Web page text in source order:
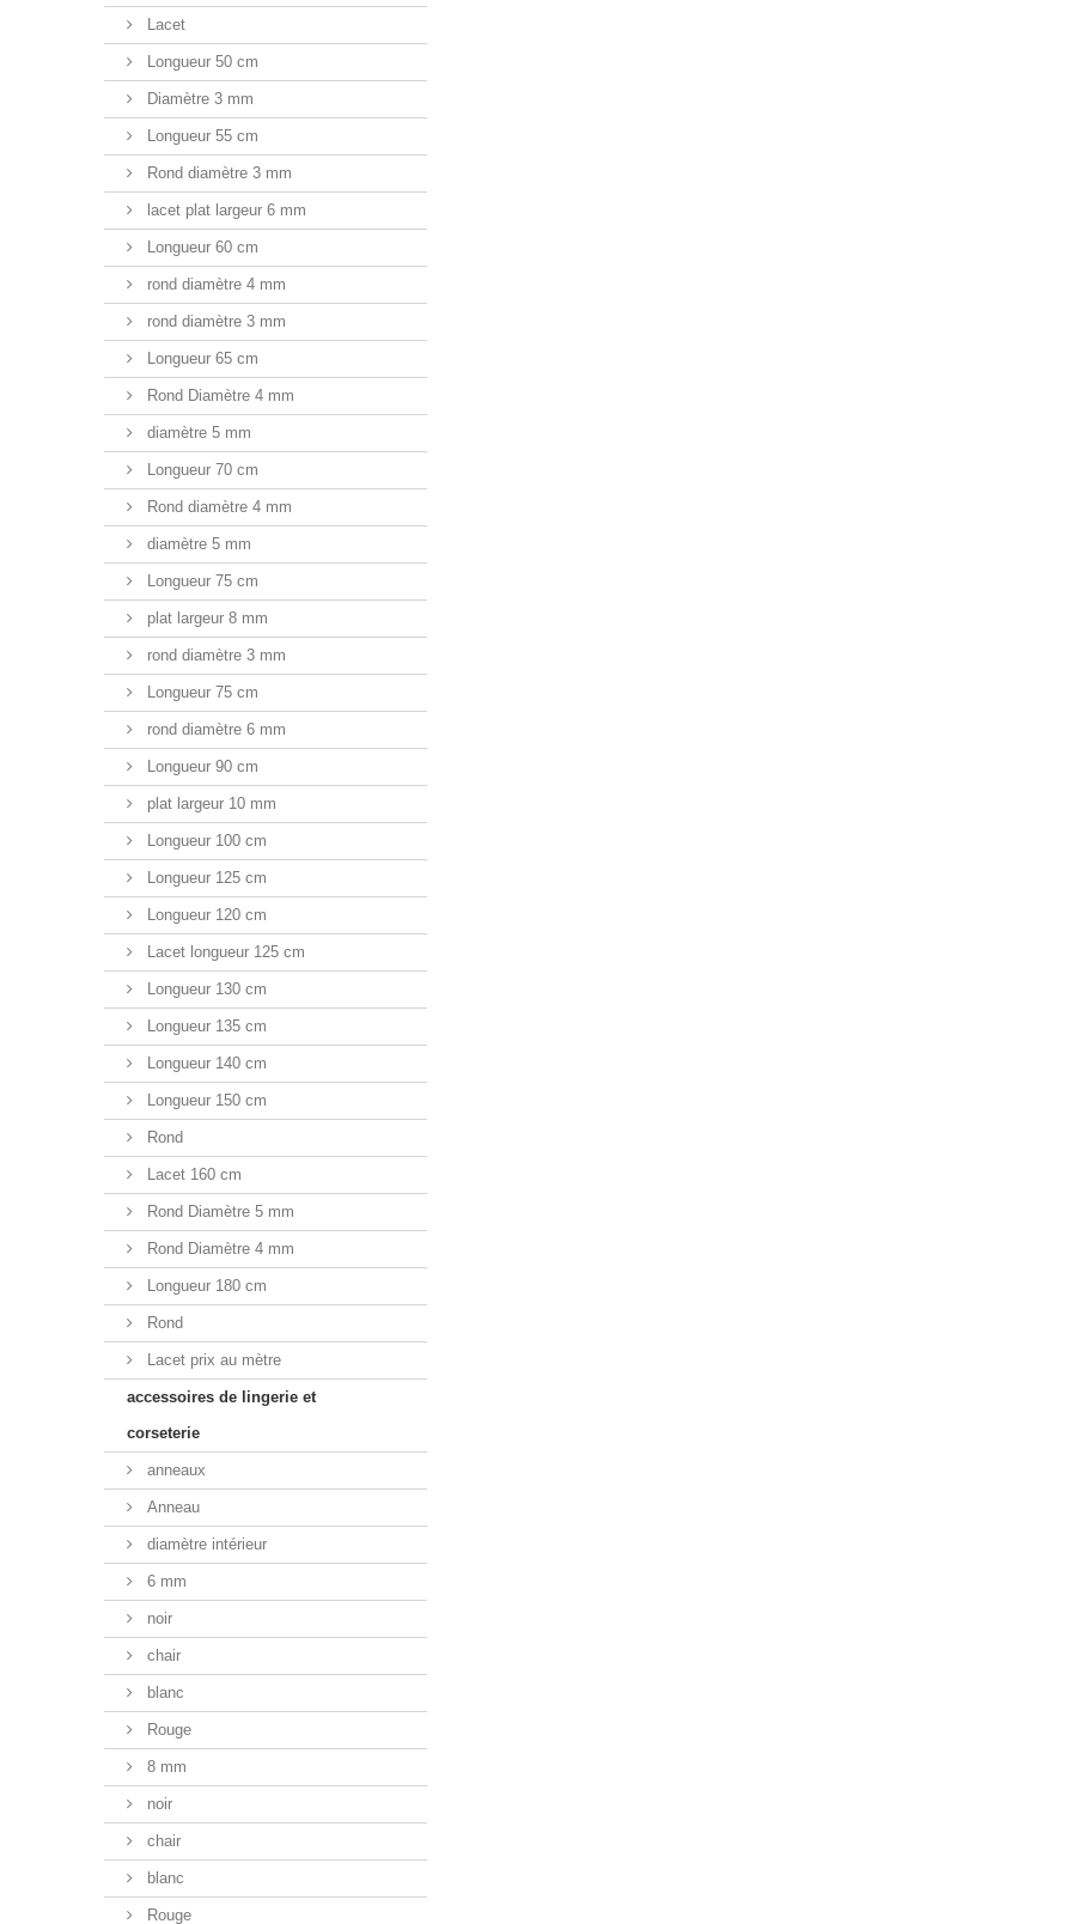
Lacet
Longueur 50 cm
Diamètre 3 mm
Longueur 55 cm
Rond diamètre 3 mm
lacet plat largeur 6 mm
Longueur 60 cm
rond diamètre 4 mm
rond diamètre 3 mm
Longueur 65 cm
Rond Diamètre 4 mm
diamètre 5 mm
Longueur 70 cm
Rond diamètre 4 mm
diamètre 5 mm
Longueur 75 cm
plat largeur 8 mm
rond diamètre 3 mm
Longueur 75 cm
rond diamètre 6 mm
Longueur 90 cm
plat largeur 10 mm
Longueur 100 cm
Longueur 125 cm
Longueur 120 cm
Lacet longueur 125 cm
Longueur 130 cm
Longueur 135 cm
Longueur 140 cm
Longueur 150 cm
Rond
Lacet 160 cm
Rond Diamètre 5 mm
Rond Diamètre 4 mm
Longueur 180 cm
Rond
Lacet prix au mètre
accessoires de lingerie et
corseterie
anneaux
Anneau
diamètre intérieur
6 mm
noir
chair
blanc
Rouge
8 mm
noir
chair
blanc
Rouge